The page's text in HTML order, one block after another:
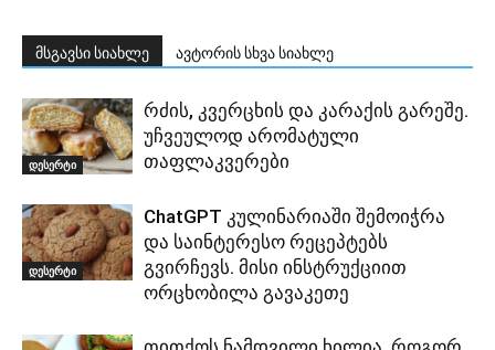
მსგავსი სიახლე ავტორის სხვა სიახლე
დესერტი
რძის, კვერცხის და კარაქის გარეშე.
უჩვეულოდ არომატული
თაფლაკვერები
დესერტი
ChatGPT კულინარიაში შემოიჭრა
და საინტერესო რეცეპტებს
გვირჩევს. მისი ინსტრუქციით
ორცხობილა გავაკეთე